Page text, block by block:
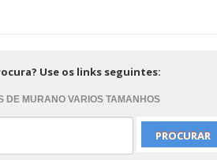
Use os links seguintes:
DE MURANO VARIOS TAMANHOS